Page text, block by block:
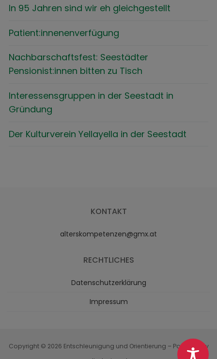
In 95 Jahren sind wir eh gleichgestellt
Patient:innenenverfügung
Nachbarschaftsfest: Seestädter
Pensionist:innen bitten zu Tisch
Interessensgruppen in der Seestadt in
Gründung
Der Kulturverein Yellayella in der Seestadt
KONTAKT
alterskompetenzen@gmx.at
RECHTLICHES
Datenschutzerklärung
Impressum
Copyright © 2026 Entschleunigung und Orientierung – Powered by